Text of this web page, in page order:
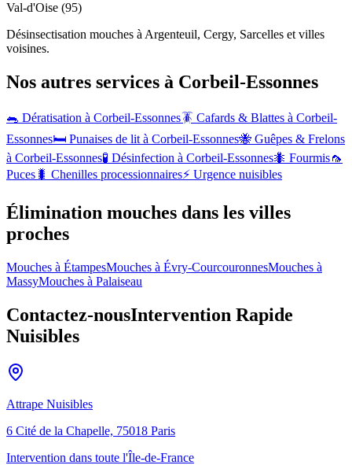
Val-d'Oise (95)
Désinsectisation mouches à Argenteuil, Cergy, Sarcelles et villes
voisines.
Nos autres services à Corbeil-Essonnes
🐀 Dératisation à Corbeil-Essonnes🪳 Cafards & Blattes à Corbeil-
Essonnes🛏️ Punaises de lit à Corbeil-Essonnes🐝 Guêpes & Frelons
à Corbeil-Essonnes🧪 Désinfection à Corbeil-Essonnes🐜 Fourmis🦟
Puces 🐛 Chenilles processionnaires⚡ Urgence nuisibles
Élimination mouches dans les villes
proches
Mouches à ÉtampesMouches à Évry-CourcouronnesMouches à
MassyMouches à Palaiseau
Contactez-nousIntervention Rapide
Nuisibles
Attrape Nuisibles
6 Cité de la Chapelle, 75018 Paris
Intervention dans toute l'Île-de-France